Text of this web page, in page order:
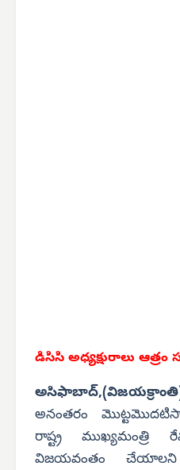
డిసిసి అధ్యక్షురాలు ఆత్రం
అనంతరం
రాష్ట్ర ముఖ్యమంత్రి
విజయవంతం చేయాలని